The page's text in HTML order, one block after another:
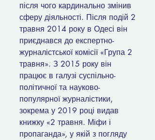
після чого кардинально змінив
сферу діяльності. Після подій 2
травня 2014 року в Одесі він
приєднався до експертно-
журналістської комісії «Група 2
травня». З 2015 року він
працює в галузі суспільно-
політичної та науково-
популярної журналістики,
зокрема у 2019 році видав
книжку «2 травня. Міфи і
пропаганда», у якій з погляду